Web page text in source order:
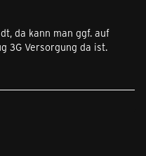
da kann man ggf. auf
3G Versorgung da ist.